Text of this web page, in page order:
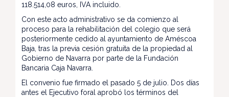
118.514,08 euros, IVA incluido.
Con este acto administrativo se da comienzo al
proceso para la rehabilitación del colegio que será
posteriormente cedido al ayuntamiento de Améscoa
Baja, tras la previa cesión gratuita de la propiedad al
Gobierno de Navarra por parte de la Fundación
Bancaria Caja Navarra.
El convenio fue firmado el pasado 5 de julio. Dos días
antes el Ejecutivo foral aprobó los términos del